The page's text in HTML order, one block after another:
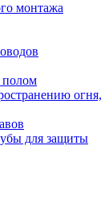
монтажа
полом
огня,
для защиты